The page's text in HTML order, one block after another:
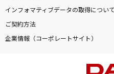
インフォマティブデータの取得について
ご契約方法
企業情報（コーポレートサイト）